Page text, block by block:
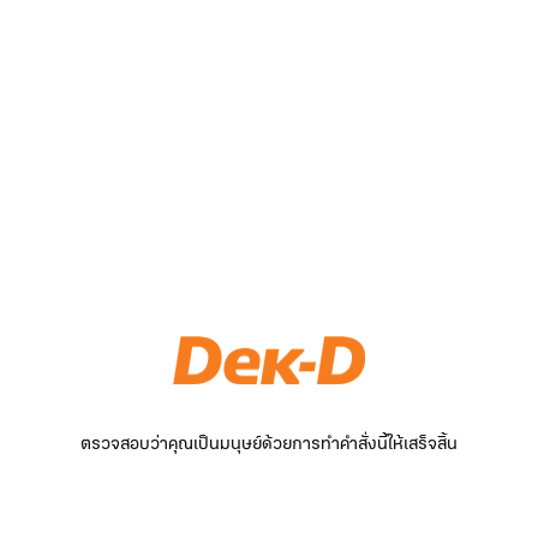
ตรวจสอบว่าคุณเป็นมนุษย์ด้วยการทำคำสั่งนี้ให้เสร็จสิ้น